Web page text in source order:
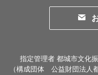
指定管理者 都城市文化
（構成団体 公益財団法人